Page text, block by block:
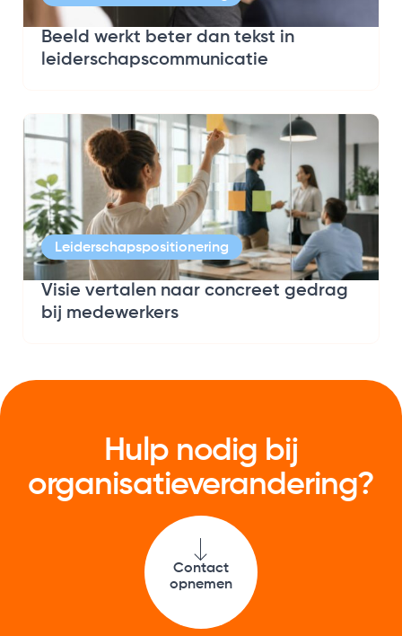
Beeld werkt beter dan tekst in
leiderschapscommunicatie
Leiderschapspositionering
Visie vertalen naar concreet gedrag
bij medewerkers
Hulp nodig bij
organisatie­verandering?
Contact
opnemen